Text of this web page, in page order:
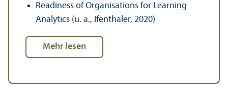
Readiness of Organisations for Learning
Analytics (u. a., Ifenthaler, 2020)
Mehr lesen